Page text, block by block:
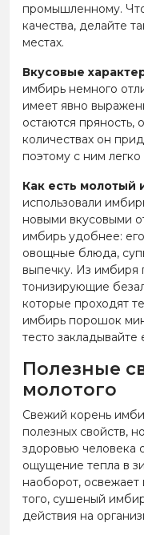
промышленному.
качества, делайте
местах.
Вкусовые
имбирь немного
имеет явно
остаются пряность,
количествах он
поэтому с ним
Как есть молотый
использовали
новыми вкусовыми
имбирь удобнее:
овощные блюда,
выпечку. Из имбиря
тонизирующие
которые проходят
имбирь порошок
тесто
Полезные
молотого
Свежий корень
полезных свойств,
здоровью человека
ощущение тепла в
наоборот, освежает
того, сушеный
действия на